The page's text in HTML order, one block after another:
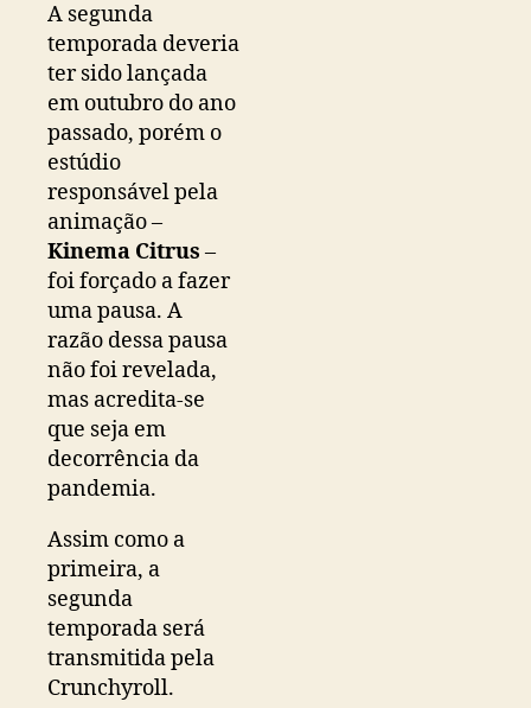
A segunda
temporada deveria
ter sido lançada
em outubro do ano
passado, porém o
estúdio
responsável pela
animação –
Kinema Citrus –
foi forçado a fazer
uma pausa. A
razão dessa pausa
não foi revelada,
mas acredita-se
que seja em
decorrência da
pandemia.
Assim como a
primeira, a
segunda
temporada será
transmitida pela
Crunchyroll.